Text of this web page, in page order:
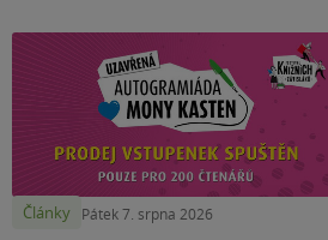
Články Pátek 7. srpna 2026